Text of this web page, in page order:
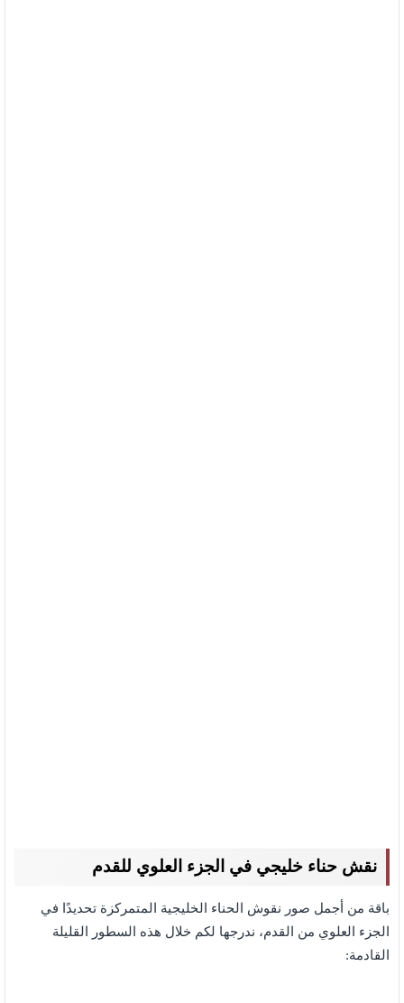
نقش حناء خليجي في الجزء العلوي للقدم
باقة من أجمل صور نقوش الحناء الخليجية المتمركزة تحديدًا في
الجزء العلوي من القدم، ندرجها لكم خلال هذه السطور القليلة
القادمة: